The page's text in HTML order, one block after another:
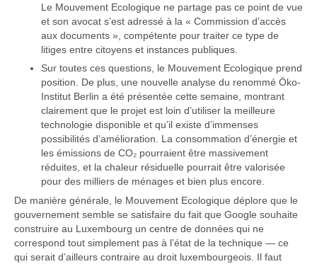
Le Mouvement Ecologique ne partage pas ce point de vue
et son avocat s’est adressé à la « Commission d’accès
aux documents », compétente pour traiter ce type de
litiges entre citoyens et instances publiques.
Sur toutes ces questions, le Mouvement Ecologique prend
position. De plus, une nouvelle analyse du renommé Öko-
Institut Berlin a été présentée cette semaine, montrant
clairement que le projet est loin d’utiliser la meilleure
technologie disponible et qu’il existe d’immenses
possibilités d’amélioration. La consommation d’énergie et
les émissions de CO₂ pourraient être massivement
réduites, et la chaleur résiduelle pourrait être valorisée
pour des milliers de ménages et bien plus encore.
De manière générale, le Mouvement Ecologique déplore que le
gouvernement semble se satisfaire du fait que Google souhaite
construire au Luxembourg un centre de données qui ne
correspond tout simplement pas à l’état de la technique — ce
qui serait d’ailleurs contraire au droit luxembourgeois. Il faut